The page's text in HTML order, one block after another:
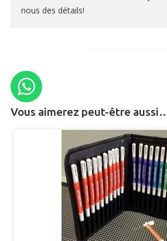
AMPLIFICATEURS ET STIMULATEURS
BILAN NEUROLOGIQUE
nous des détails!
Vous aimerez peut-être